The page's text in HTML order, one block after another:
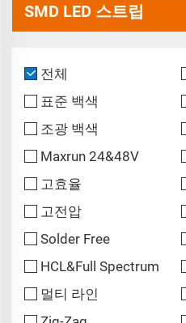
SMD LED 스트립
전체
표준 백색
조광 백색
Maxrun 24&48V
고효율
고전압
Solder Free
HCL&Full Spectrum
멀티 라인